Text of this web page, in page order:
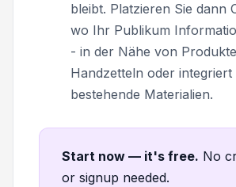
bleibt. Platzieren Sie dann
wo Ihr Publikum
- in der Nähe von
Handzetteln oder integriert
bestehende Materialien.
Start now — it's free. No
or signup needed.